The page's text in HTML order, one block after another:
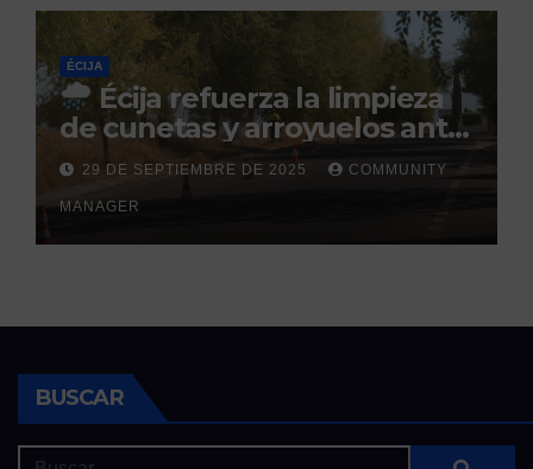
ÉCIJA
Écija refuerza la limpieza
de cunetas y arroyuelos ante
la llegada de las lluvias
otoñales
29 DE SEPTIEMBRE DE 2025 COMMUNITY
MANAGER
BUSCAR